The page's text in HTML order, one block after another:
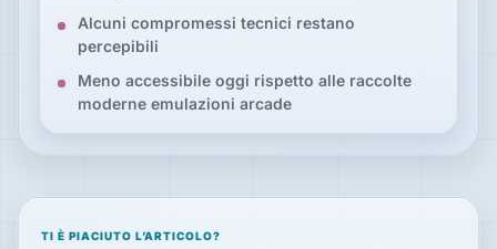
Alcuni compromessi tecnici restano
percepibili
Meno accessibile oggi rispetto alle raccolte
moderne emulazioni arcade
TI È PIACIUTO L’ARTICOLO?